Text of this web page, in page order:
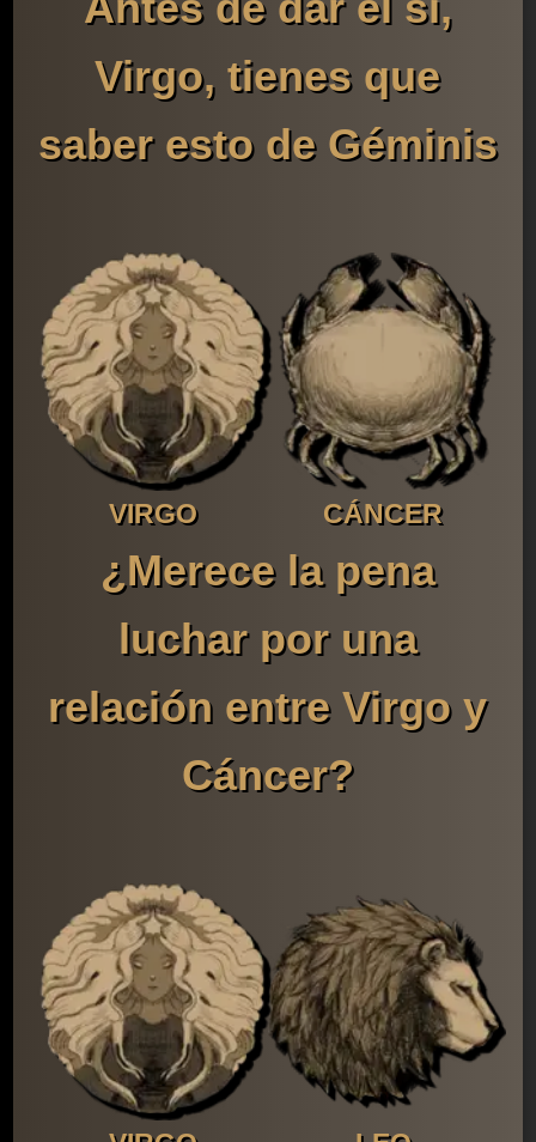
Virgo, tienes que
saber esto de Géminis
VIRGO CÁNCER
¿Merece la pena
luchar por una
relación entre Virgo y
Cáncer?